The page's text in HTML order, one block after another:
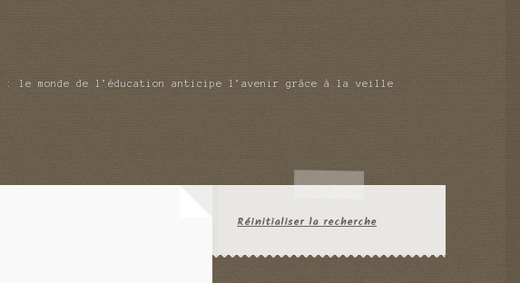
: le monde de l’éducation anticipe l’avenir grâce à la veille
Réinitialiser la recherche